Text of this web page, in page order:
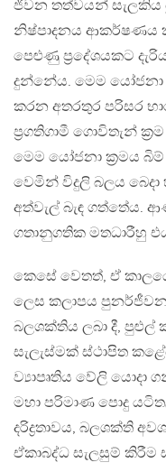
ජීවන තත්වයන් සැලකිය
නිෂ්පාදනය ආකර්ෂණය
පෙළුණු ප්‍රදේශයකට
දුන්නේය. මෙම
කරන අතරතුර පරිසර
ප්‍රගතිගාමී ගොවිතැන්
මෙම යෝජනා ක්‍රමය
වෙමින් විදුලි බලය බෙදා
අත්වැල් බැඳ ගත්තේය.
ගතානුගතික මතධාරීහු එය
කෙසේ වෙතත්, ඒ
ලෙස කලාපය
බලශක්තිය ලබා දී, පුළුල්
සැලැස්මක් ස්ථාපිත
ව්‍යාපෘතිය වේලි යොදා
මහා පරිමාණ පොදු
දරිද්‍රතාවය, බලශක්ති
ඒකාබද්ධ සැලසුම් කිරීම